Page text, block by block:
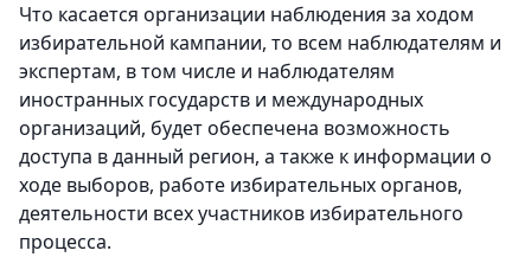
Что касается организации наблюдения за ходом
избирательной кампании, то всем наблюдателям и
экспертам, в том числе и наблюдателям
иностранных государств и международных
организаций, будет обеспечена возможность
доступа в данный регион, а также к информации о
ходе выборов, работе избирательных органов,
деятельности всех участников избирательного
процесса.